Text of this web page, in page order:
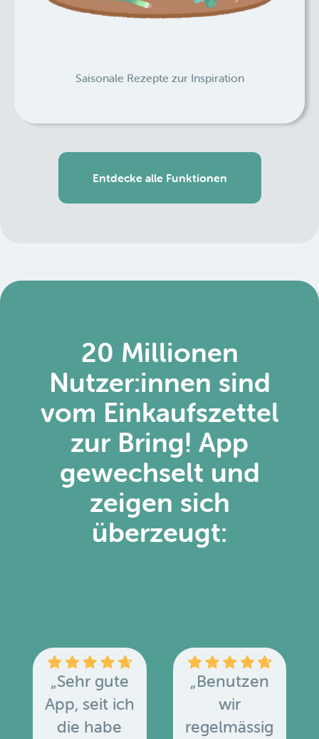
Saisonale Rezepte zur Inspiration
Entdecke alle Funktionen
20 Millionen
Nutzer:innen sind
vom Einkaufszettel
zur Bring! App
gewechselt und
zeigen sich
überzeugt:
„Sehr gute
App, seit ich
die habe
„Benutzen
wir
regelmässig